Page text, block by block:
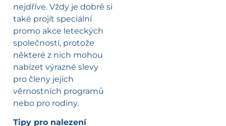
nejdříve. Vždy je dobré si
také projít speciální
promo akce leteckých
společností, protože
některé z nich mohou
nabízet výrazné slevy
pro členy jejich
věrnostních programů
nebo pro rodiny.
Tipy pro nalezení